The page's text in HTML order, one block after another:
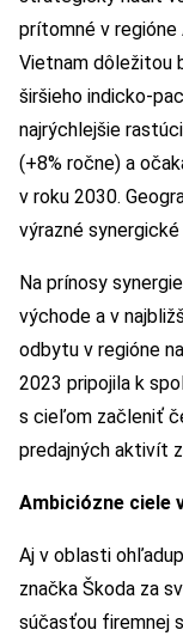
prítomné v regióne
Vietnam dôležitou
širšieho indicko-
najrýchlejšie
(+8% ročne) a
v roku 2030.
výrazné
Na prínosy
východe a v
odbytu v regióne
2023 pripojila k
s cieľom začleniť
predajných aktivít
Ambiciózne
Aj v oblasti
značka Škoda za
súčasťou firemnej